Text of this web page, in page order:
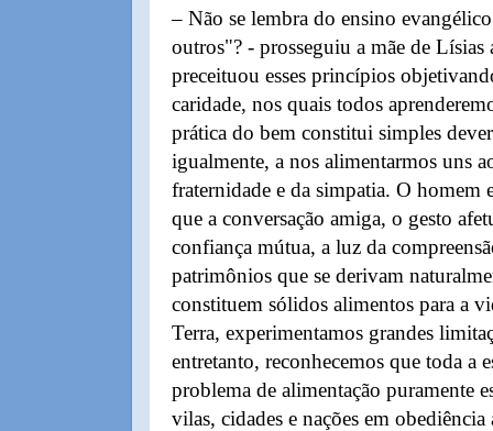
– Não se lembra do ensino
outros"? - prosseguiu a mãe de Lísias
preceituou esses princípios
caridade, nos quais todos
prática do bem constitui simples
igualmente, a nos alimentarmos uns
fraternidade e da simpatia. O homem
que a conversação amiga, o gesto
confiança mútua, a luz da
patrimônios que se derivam
constituem sólidos alimentos para a
Terra, experimentamos grandes
entretanto, reconhecemos que toda a
problema de alimentação puramente
vilas, cidades e nações em